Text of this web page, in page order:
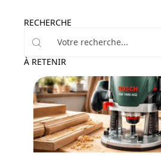
RECHERCHE
À RETENIR
Travaux